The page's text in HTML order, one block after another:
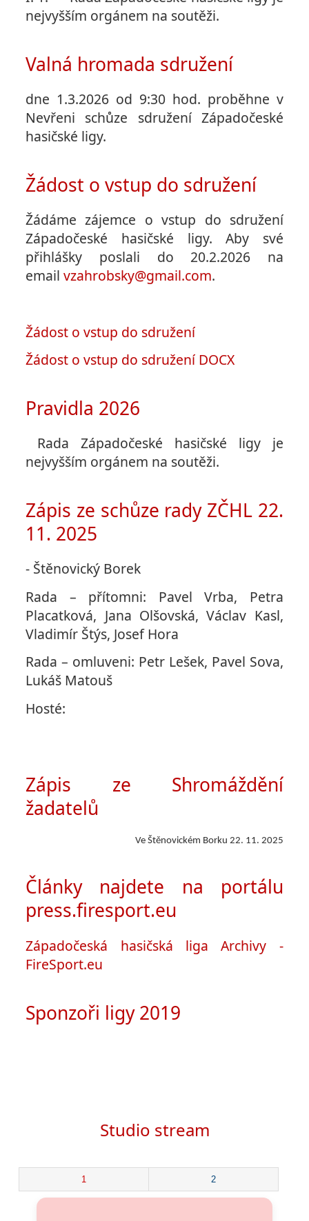
nejvyšším orgánem na soutěži.
Valná hromada sdružení
dne 1.3.2026 od 9:30 hod. proběhne v
Nevřeni schůze sdružení Západočeské
hasičské ligy.
Žádost o vstup do sdružení
Žádáme zájemce o vstup do sdružení
Západočeské hasičské ligy. Aby své
přihlášky poslali do 20.2.2026 na
emailvzahrobsky@gmail.com.
Žádost o vstup do sdružení
Žádost o vstup do sdružení DOCX
Pravidla 2026
Rada Západočeské hasičské ligy je
nejvyšším orgánem na soutěži.
Zápis ze schůze rady ZČHL 22.
11. 2025
- Štěnovický Borek
Rada – přítomni: Pavel Vrba, Petra
Placatková, Jana Olšovská, Václav Kasl,
Vladimír Štýs, Josef Hora
Rada – omluveni: Petr Lešek, Pavel Sova,
Lukáš Matouš
Hosté:
Zápis ze Shromáždění
žadatelů
Ve Štěnovickém Borku 22. 11. 2025
Články najdete na portálu
press.firesport.eu
Západočeská hasičská liga Archivy -
FireSport.eu
Sponzoři ligy 2019
Studio stream
1 2